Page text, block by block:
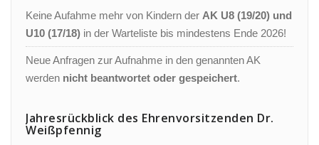
Keine Aufahme mehr von Kindern der AK U8 (19/20) und
U10 (17/18) in der Warteliste bis mindestens Ende 2026!
Neue Anfragen zur Aufnahme in den genannten AK
werden nicht beantwortet oder gespeichert.
Jahresrückblick des Ehrenvorsitzenden Dr.
Weißpfennig